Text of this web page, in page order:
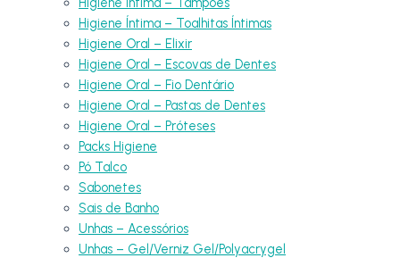
Higiene Íntima – Toalhitas Íntimas
Higiene Oral – Elixir
Higiene Oral – Escovas de Dentes
Higiene Oral – Fio Dentário
Higiene Oral – Pastas de Dentes
Higiene Oral – Próteses
Packs Higiene
Pó Talco
Sabonetes
Sais de Banho
Unhas – Acessórios
Unhas – Gel/Verniz Gel/Polyacrygel